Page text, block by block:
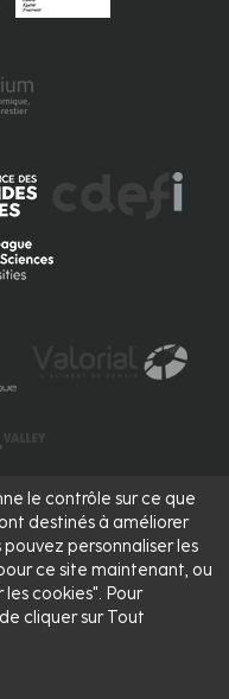
le contrôle sur ce que
destinés à améliorer
personnaliser les
ce site maintenant, ou
cookies". Pour
cliquer sur Tout